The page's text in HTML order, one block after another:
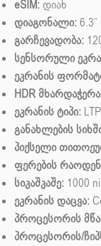
eSIM: დიახ
დიაგონალი:6.3”
გარჩევადობა:
სენსორული
ეკრანის
HDR
ეკრანის ტიპი:
განახლების
პიქსელი
ფერების
სიკაშკაშე: 1000
ეკრანის დაცვა:
პროცესორის
პროცესორის/